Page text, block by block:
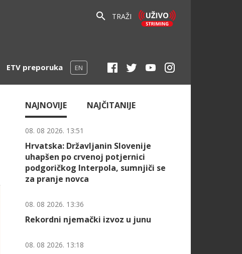
TRAŽI
ETV preporuka EN
NAJNOVIJE NAJČITANIJE
08. 08 2026. 13:51
Hrvatska: Državljanin Slovenije
uhapšen po crvenoj potjernici
podgoričkog Interpola, sumnjiči se
za pranje novca
08. 08 2026. 13:36
Rekordni njemački izvoz u junu
08. 08 2026. 13:18